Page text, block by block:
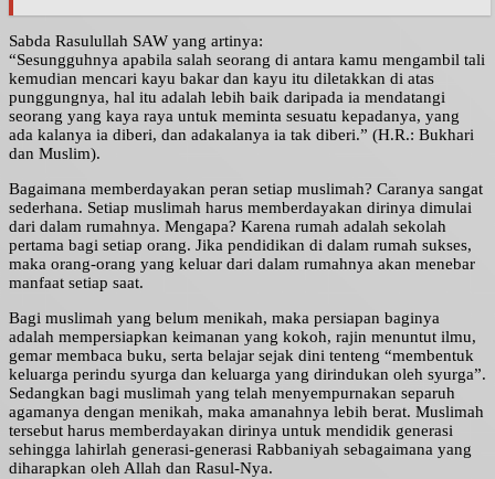
Sabda Rasulullah SAW yang artinya:
“Sesungguhnya apabila salah seorang di antara kamu mengambil tali
kemudian mencari kayu bakar dan kayu itu diletakkan di atas
punggungnya, hal itu adalah lebih baik daripada ia mendatangi
seorang yang kaya raya untuk meminta sesuatu kepadanya, yang
ada kalanya ia diberi, dan adakalanya ia tak diberi.” (H.R.: Bukhari
dan Muslim).
Bagaimana memberdayakan peran setiap muslimah? Caranya sangat
sederhana. Setiap muslimah harus memberdayakan dirinya dimulai
dari dalam rumahnya. Mengapa? Karena rumah adalah sekolah
pertama bagi setiap orang. Jika pendidikan di dalam rumah sukses,
maka orang-orang yang keluar dari dalam rumahnya akan menebar
manfaat setiap saat.
Bagi muslimah yang belum menikah, maka persiapan baginya
adalah mempersiapkan keimanan yang kokoh, rajin menuntut ilmu,
gemar membaca buku, serta belajar sejak dini tenteng “membentuk
keluarga perindu syurga dan keluarga yang dirindukan oleh syurga”.
Sedangkan bagi muslimah yang telah menyempurnakan separuh
agamanya dengan menikah, maka amanahnya lebih berat. Muslimah
tersebut harus memberdayakan dirinya untuk mendidik generasi
sehingga lahirlah generasi-generasi Rabbaniyah sebagaimana yang
diharapkan oleh Allah dan Rasul-Nya.